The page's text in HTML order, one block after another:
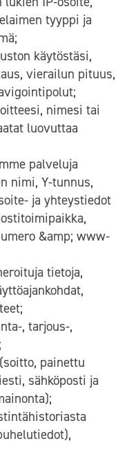
tyyppi ja
käytöstäsi,
vierailun pituus,
nimesi tai
luovuttaa
palveluja
nimi, Y-tunnus,
ja yhteystiedot
&amp; www-
tietoja,
, tarjous-,
painettu
sähköposti ja